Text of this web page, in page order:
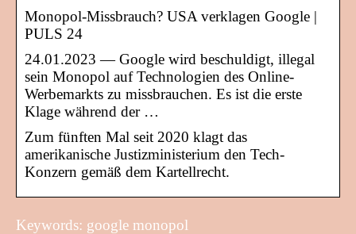
Monopol-Missbrauch? USA verklagen Google |
PULS 24
24.01.2023 — Google wird beschuldigt, illegal
sein Monopol auf Technologien des Online-
Werbemarkts zu missbrauchen. Es ist die erste
Klage während der …
Zum fünften Mal seit 2020 klagt das
amerikanische Justizministerium den Tech-
Konzern gemäß dem Kartellrecht.
Keywords: google monopol